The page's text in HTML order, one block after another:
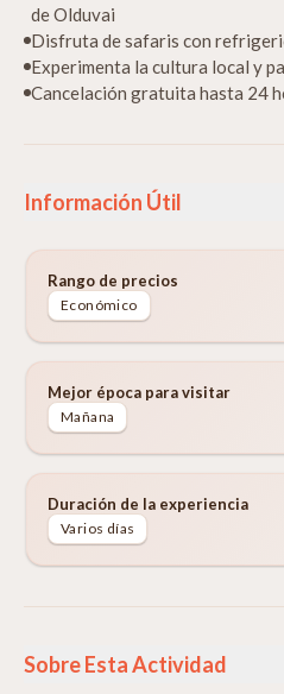
de Olduvai
Disfruta de safaris con
Experimenta la cultura local y
Cancelación gratuita hasta 24
Información Útil
Rango de precios
Económico
Mejor época para visitar
Mañana
Duración de la experiencia
Varios días
Sobre Esta Actividad